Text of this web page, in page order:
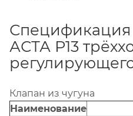
Спецификация
АСТА Р13
Клапан из чугуна
Наименование